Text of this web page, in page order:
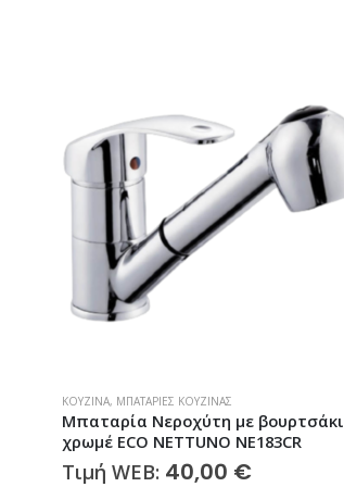
ΑΝΟΞΕΊΔΩΤΟΙ ΝΕΡΟΧΎΤΕΣ,ΚΟΥΖΊΝΑ
Νεροχύτης Με Δύο Γούρνες Ένθετος
86x50cm Excel Estia 720CMAS90 Inox
Λείο